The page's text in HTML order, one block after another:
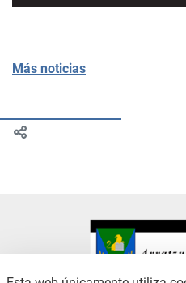
Más noticias